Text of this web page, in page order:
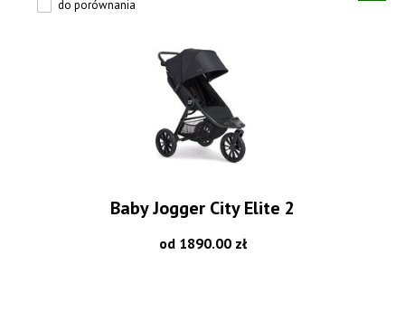
do porównania
Baby Jogger City Elite 2
od 1890.00 zł